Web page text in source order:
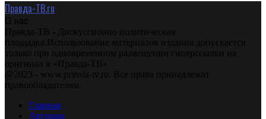
Правда-ТВ.ru
О нас
Правда-ТВ - Дискуссионно политическая
площадка.Использование материалов издания допускается
только при одновременном размещении гиперссылки на
оригинал в «Правда-ТВ»
@2023 - www.pravda-tv.ru. Все права принадлежат
правообладателям.
Главная
Авторам